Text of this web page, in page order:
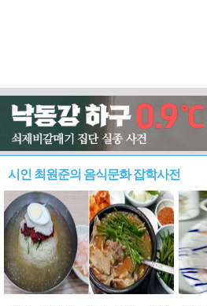
시인 최원준의 음식문화 잡학사전